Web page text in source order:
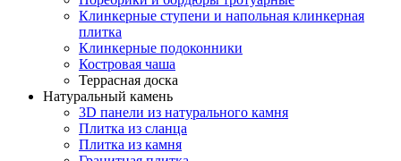
Клинкерные ступени и напольная клинкерная
плитка
Клинкерные подоконники
Костровая чаша
Террасная доска
Натуральный камень
3D панели из натурального камня
Плитка из сланца
Плитка из камня